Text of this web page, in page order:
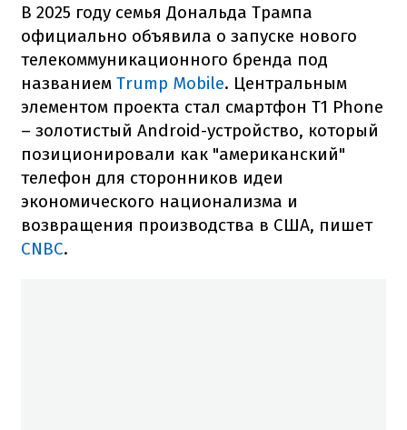
В 2025 году семья Дональда Трампа
официально объявила о запуске нового
телекоммуникационного бренда под
названием Trump Mobile. Центральным
элементом проекта стал смартфон T1 Phone
– золотистый Android-устройство, который
позиционировали как "американский"
телефон для сторонников идеи
экономического национализма и
возвращения производства в США, пишет
CNBC.